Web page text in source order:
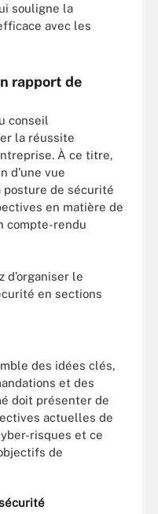
souligne la
avec les
rapport de
conseil
la réussite
À ce titre,
d’une vue
posture de sécurité
en matière de
compte-rendu
d’organiser le
en sections
des idées clés,
et des
doit présenter de
actuelles de
risques et ce
de